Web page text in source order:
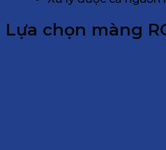
Lựa chọn màng